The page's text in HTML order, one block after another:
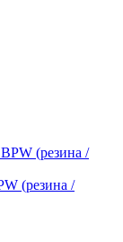
(резина /